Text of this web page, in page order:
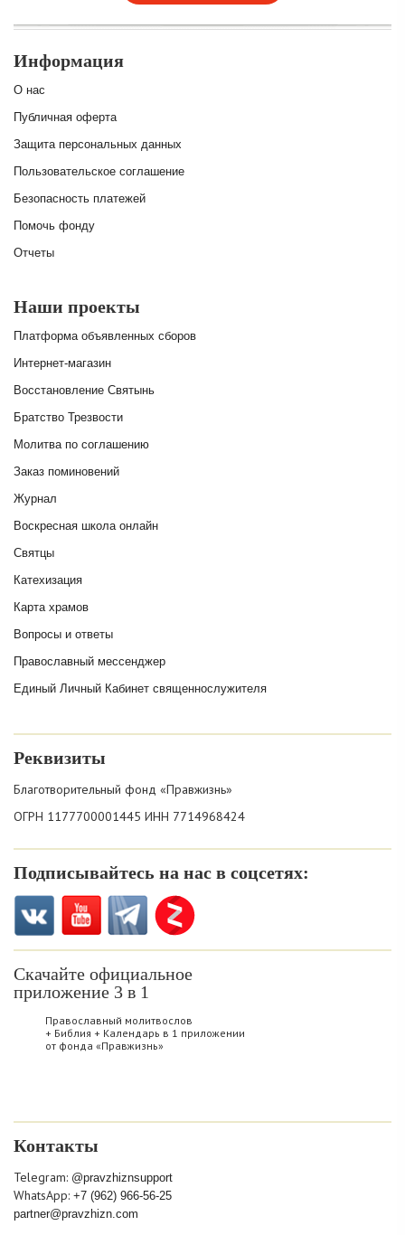
Информация
О нас
Публичная оферта
Защита персональных данных
Пользовательское соглашение
Безопасность платежей
Помочь фонду
Отчеты
Наши проекты
Платформа объявленных сборов
Интернет-магазин
Восстановление Святынь
Братство Трезвости
Молитва по соглашению
Заказ поминовений
Журнал
Воскресная школа онлайн
Святцы
Катехизация
Карта храмов
Вопросы и ответы
Православный мессенджер
Единый Личный Кабинет священнослужителя
Реквизиты
Благотворительный фонд «Правжизнь»
ОГРН 1177700001445 ИНН 7714968424
Подписывайтесь на нас в соцсетях:
Скачайте официальное
приложение 3 в 1
Православный молитвослов
+ Библия + Календарь в 1 приложении
от фонда «Правжизнь»
Контакты
Telegram: @pravzhiznsupport
WhatsApp: +7 (962) 966-56-25
partner@pravzhizn.com